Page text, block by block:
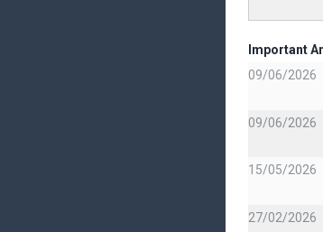
Important
09/06/2026
09/06/2026
15/05/2026
27/02/2026